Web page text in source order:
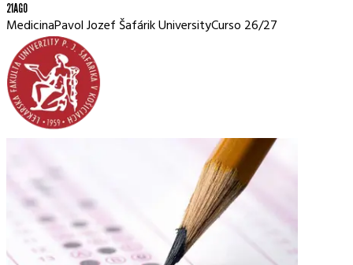
21AGO
MedicinaPavol Jozef Šafárik UniversityCurso 26/27